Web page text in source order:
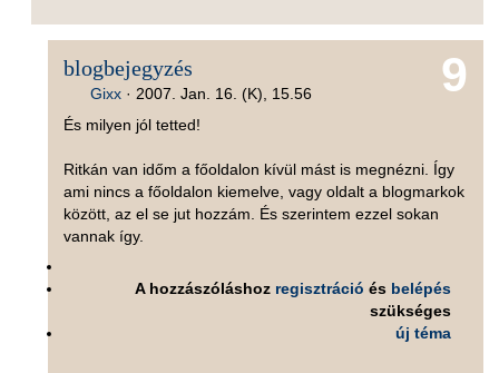
9
blogbejegyzés
Gixx· 2007. Jan. 16. (K), 15.56
És milyen jól tetted!
Ritkán van időm a főoldalon kívül mást is megnézni. Így
ami nincs a főoldalon kiemelve, vagy oldalt a blogmarkok
között, az el se jut hozzám. És szerintem ezzel sokan
vannak így.
A hozzászóláshoz regisztráció és belépés
szükséges
új téma